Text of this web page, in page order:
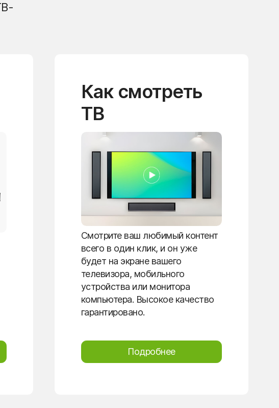
Как смотреть
ТВ
Смотрите ваш любимый контент
всего в один клик, и он уже
будет на экране вашего
телевизора, мобильного
устройства или монитора
компьютера. Высокое качество
гарантировано.
Подробнее